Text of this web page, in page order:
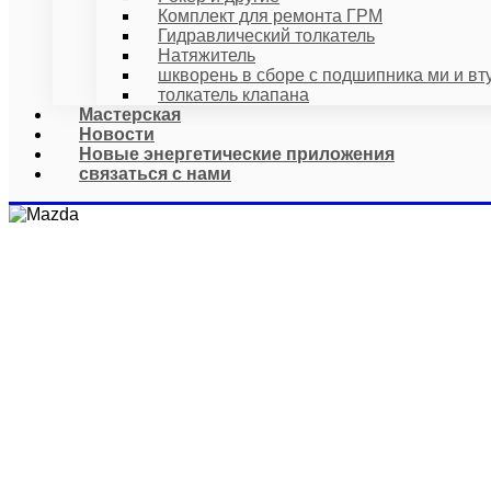
Комплект для ремонта ГРМ
Гидравлический толкатель
Натяжитель
шкворень в сборе с подшипника ми и
толкатель клапана
Мастерская
Новости
Новые энергетические приложения
связаться с нами